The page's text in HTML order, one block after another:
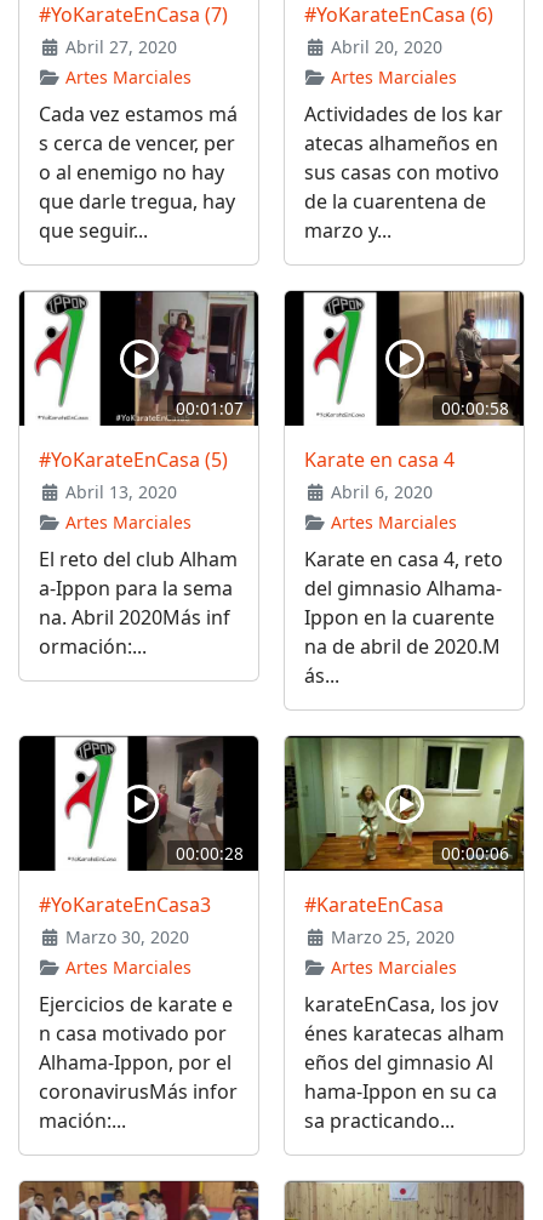
#YoKarateEnCasa (7)
Abril 27, 2020
Artes Marciales
Cada vez estamos má
s cerca de vencer, per
o al enemigo no hay
que darle tregua, hay
que seguir...
#YoKarateEnCasa (6)
Abril 20, 2020
Artes Marciales
Actividades de los kar
atecas alhameños en
sus casas con motivo
de la cuarentena de
marzo y...
00:01:07
#YoKarateEnCasa (5)
Abril 13, 2020
Artes Marciales
El reto del club Alham
a-Ippon para la sema
na. Abril 2020Más inf
ormación:...
00:00:58
Karate en casa 4
Abril 6, 2020
Artes Marciales
Karate en casa 4, reto
del gimnasio Alhama-
Ippon en la cuarente
na de abril de 2020.M
ás...
00:00:28
#YoKarateEnCasa3
Marzo 30, 2020
Artes Marciales
Ejercicios de karate e
n casa motivado por
Alhama-Ippon, por el
coronavirusMás infor
mación:...
00:00:06
#KarateEnCasa
Marzo 25, 2020
Artes Marciales
karateEnCasa, los jov
énes karatecas alham
eños del gimnasio Al
hama-Ippon en su ca
sa practicando...